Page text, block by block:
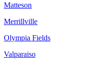
Matteson
Merrillville
Olympia Fields
Valparaiso